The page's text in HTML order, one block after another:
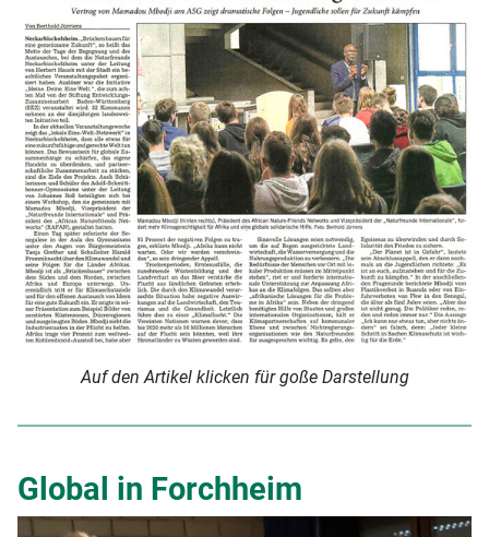
Auf den Artikel klicken für goße Darstellung
Global in Forchheim